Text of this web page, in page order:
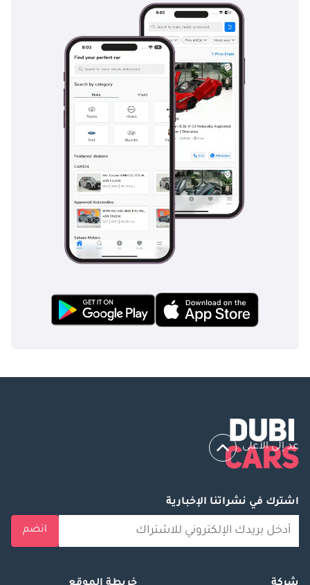
عد إلى الأعلى
اشترك في نشراتنا الإخبارية
انضم